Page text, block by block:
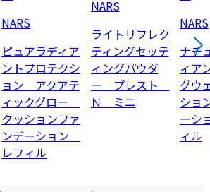
NARS
ピュアラディア
ントプロテクシ
ョン アクアテ
ィックグロー
クッションファ
ンデーション
レフィル
NARS
ライトリフレク
ティングセッテ
ィングパウダ
ー プレスト
Ｎ ミニ
NARS
ナチ
ィア
グウ
ショ
ーシ
ィル